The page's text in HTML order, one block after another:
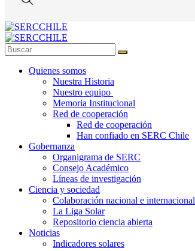
Quienes somos
Nuestra Historia
Nuestro equipo
Memoria Institucional
Red de cooperación
Red de cooperación
Han confiado en SERC Chile
Gobernanza
Organigrama de SERC
Consejo Académico
Líneas de investigación
Ciencia y sociedad
Colaboración nacional e internacional
La Liga Solar
Repositorio ciencia abierta
Noticias
Indicadores solares